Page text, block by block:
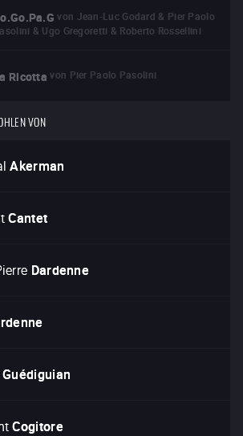
von Jean-Luc Godard & Pier Paolo
& Ugo Gregoretti & Roberto Rossellini
Ricotta von Pier Paolo Pasolini
VON
Akerman
Cantet
Dardenne
Guédiguian
Cogitore